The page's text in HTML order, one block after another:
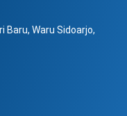
Baru, Waru Sidoarjo,